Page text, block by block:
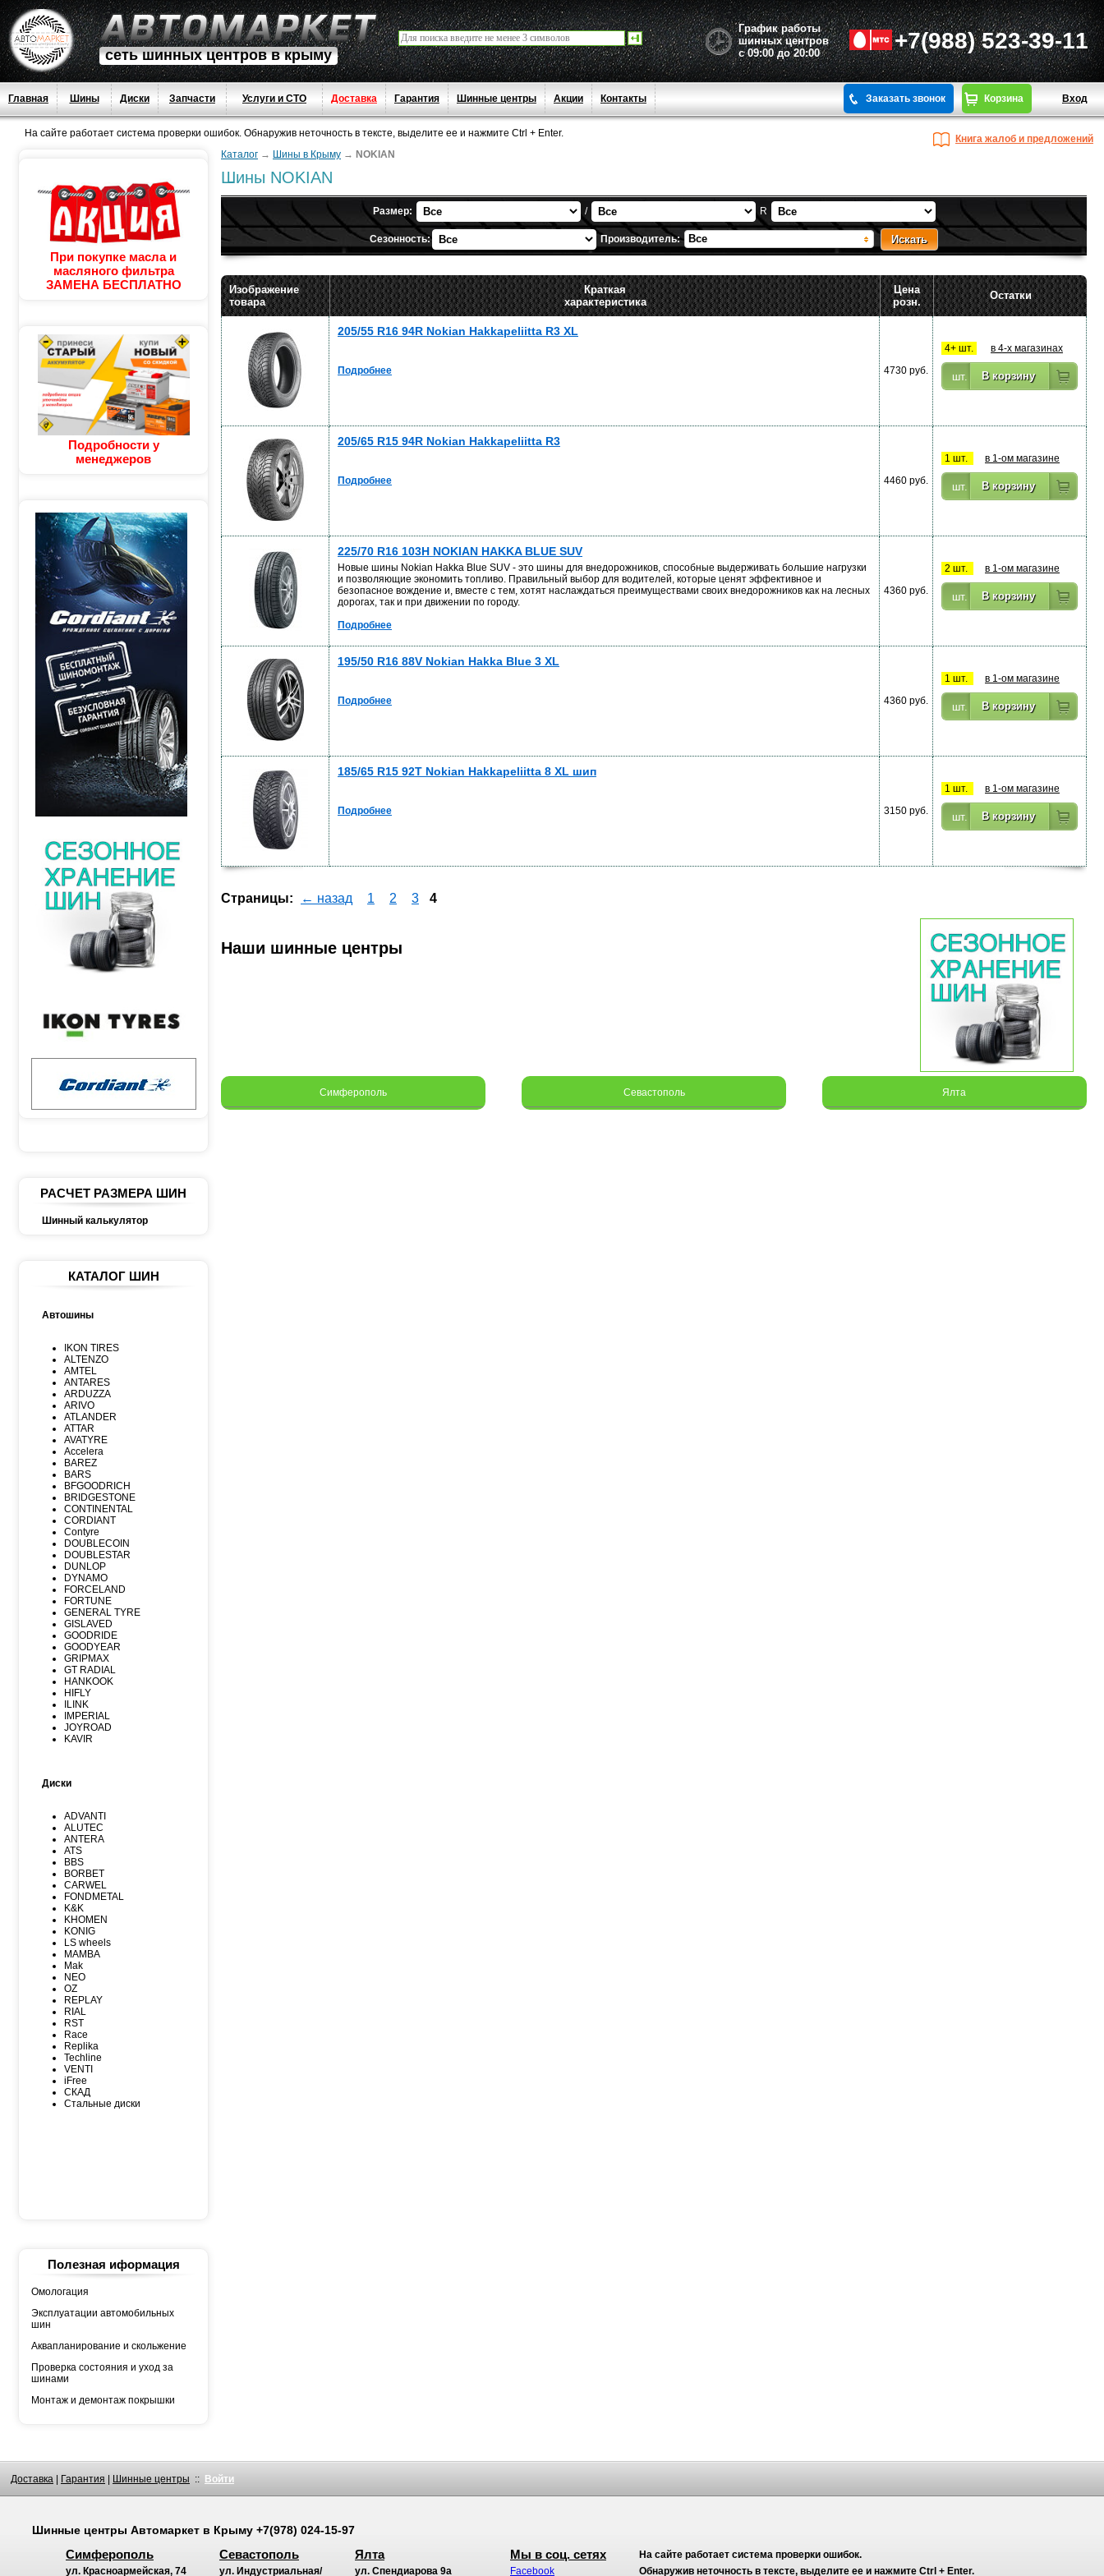
График работы
шинных центров
с 09:00 до 20:00
+7(988) 523-39-11
сеть шинных центров в крыму
Вход
Корзина
Заказать звонок
Главная Шины Диски Запчасти Услуги и СТО Доставка Гарантия Шинные центры Акции Контакты
На сайте работает система проверки ошибок. Обнаружив неточность в тексте, выделите ее и нажмите Ctrl + Enter. Книга жалоб и предложений
При покупке масла и
масляного фильтра
ЗАМЕНА БЕСПЛАТНО
Подробности у
менеджеров
РАСЧЕТ РАЗМЕРА ШИН
Шинный калькулятор
КАТАЛОГ ШИН
Автошины
IKON TIRES
ALTENZO
AMTEL
ANTARES
ARDUZZA
ARIVO
ATLANDER
ATTAR
AVATYRE
Accelera
BAREZ
BARS
BFGOODRICH
BRIDGESTONE
CONTINENTAL
CORDIANT
Contyre
DOUBLECOIN
DOUBLESTAR
DUNLOP
DYNAMO
FORCELAND
FORTUNE
GENERAL TYRE
GISLAVED
GOODRIDE
GOODYEAR
GRIPMAX
GT RADIAL
HANKOOK
HIFLY
ILINK
IMPERIAL
JOYROAD
KAVIR
LAUFENN
MARSHAL
MATADOR
MAXXIS
MICHELIN
MIRAGE
NEXEN
NITTO
NOKIAN
NOKIAN NORDMAN
Nordman Nordman
ONYX
PACE
PIRELLI
PIRELLI Formula
ROADCRUZA
ROADKING
ROADMARCH
ROADSTONE
ROTALLA
SAILUN
SATOYA
SONIX
SUNFULL
TIGAR
TORERO
TORQUE
Росава
Диски
ADVANTI
ALUTEC
ANTERA
ATS
BBS
BORBET
CARWEL
FONDMETAL
K&K
KHOMEN
KONIG
LS wheels
MAMBA
Mak
NEO
OZ
REPLAY
RIAL
RST
Race
Replika
Techline
VENTI
iFree
СКАД
Стальные диски
Полезная иформация
Омологация
Эксплуатации автомобильных
шин
Аквапланирование и скольжение
Проверка состояния и уход за
шинами
Монтаж и демонтаж покрышки
Каталог → Шины в Крыму → NOKIAN
Шины NOKIAN
Размер: / R
Сезонность: Производитель: Все
Изображение
товара
Краткая
характеристика
Цена
розн.
Остатки
205/55 R16 94R Nokian Hakkapeliitta R3 XL
Подробнее 4730 руб.
4+ шт. в 4-х магазинах
205/65 R15 94R Nokian Hakkapeliitta R3
Подробнее 4460 руб.
1 шт. в 1-ом магазине
225/70 R16 103H NOKIAN HAKKA BLUE SUV
Новые шины Nokian Hakka Blue SUV - это шины для внедорожников, способные выдерживать большие нагрузки
и позволяющие экономить топливо. Правильный выбор для водителей, которые ценят эффективное и
безопасное вождение и, вместе с тем, хотят наслаждаться преимуществами своих внедорожников как на лесных
дорогах, так и при движении по городу.
Подробнее
4360 руб.
2 шт. в 1-ом магазине
195/50 R16 88V Nokian Hakka Blue 3 XL
Подробнее 4360 руб.
1 шт. в 1-ом магазине
185/65 R15 92T Nokian Hakkapeliitta 8 XL шип
Подробнее 3150 руб.
1 шт. в 1-ом магазине
Страницы: ← назад 1 2 3 4
Наши шинные центры
Симферополь Севастополь Ялта
Доставка Гарантия Шинные центры :: Войти
Шинные центры Автомаркетв Крыму +7(978) 024-15-97
Симферополь
ул. Красноармейская, 74
Севастополь
ул. Индустриальная/
Ялта
ул. Спендиарова 9а
Мы в соц. сетях
Facebook
На сайте работает система проверки ошибок.
Обнаружив неточность в тексте, выделите ее и нажмите Ctrl + Enter.